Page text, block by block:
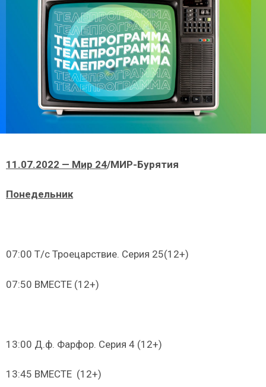
11.07.2022 — Мир 24/МИР-Бурятия
Понедельник
07:00 Т/с Троецарствие. Серия 25(12+)
07:50 ВМЕСТЕ (12+)
13:00 Д.ф. Фарфор. Серия 4 (12+)
13:45 ВМЕСТЕ (12+)